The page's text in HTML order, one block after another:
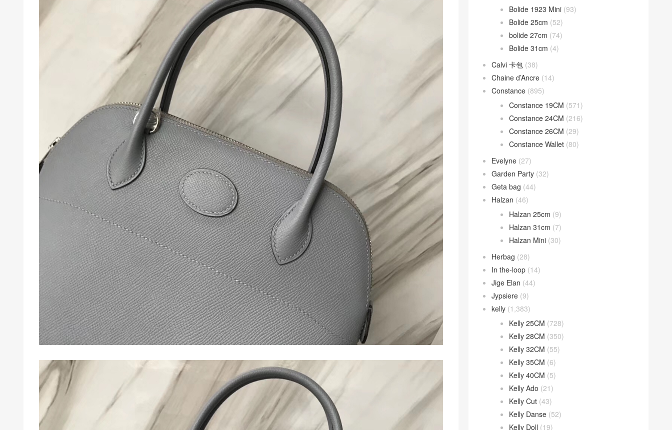
Bolide 1923 Mini (93)
Bolide 25cm (52)
bolide 27cm (74)
Bolide 31cm (4)
Calvi 卡包 (38)
Chaine d’Ancre (14)
Constance (895)
Constance 19CM (571)
Constance 24CM (216)
Constance 26CM (29)
Constance Wallet (80)
Evelyne (27)
Garden Party (32)
Geta bag (44)
Halzan (46)
Halzan 25cm (9)
Halzan 31cm (7)
Halzan Mini (30)
Herbag (28)
In the-loop (14)
Jige Elan (44)
Jypsiere (9)
kelly (1,383)
Kelly 25CM (728)
Kelly 28CM (350)
Kelly 32CM (55)
Kelly 35CM (6)
Kelly 40CM (5)
Kelly Ado (21)
Kelly Cut (43)
Kelly Danse (52)
Kelly Doll (19)